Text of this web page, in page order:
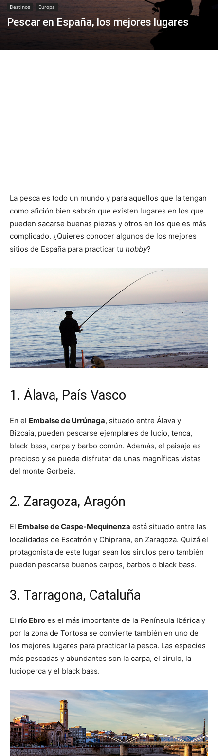
Destinos Europa
Pescar en España, los mejores lugares
La pesca es todo un mundo y para aquellos que la tengan
como afición bien sabrán que existen lugares en los que
pueden sacarse buenas piezas y otros en los que es más
complicado. ¿Quieres conocer algunos de los mejores
sitios de España para practicar tu hobby?
1. Álava, País Vasco
En el Embalse de Urrúnaga, situado entre Álava y
Bizcaia, pueden pescarse ejemplares de lucio, tenca,
black-bass, carpa y barbo común. Además, el paisaje es
precioso y se puede disfrutar de unas magníficas vistas
del monte Gorbeia.
2. Zaragoza, Aragón
El Embalse de Caspe-Mequinenza está situado entre las
localidades de Escatrón y Chiprana, en Zaragoza. Quizá el
protagonista de este lugar sean los sirulos pero también
pueden pescarse buenos carpos, barbos o black bass.
3. Tarragona, Cataluña
El río Ebro es el más importante de la Península Ibérica y
por la zona de Tortosa se convierte también en uno de
los mejores lugares para practicar la pesca. Las especies
más pescadas y abundantes son la carpa, el sirulo, la
lucioperca y el black bass.